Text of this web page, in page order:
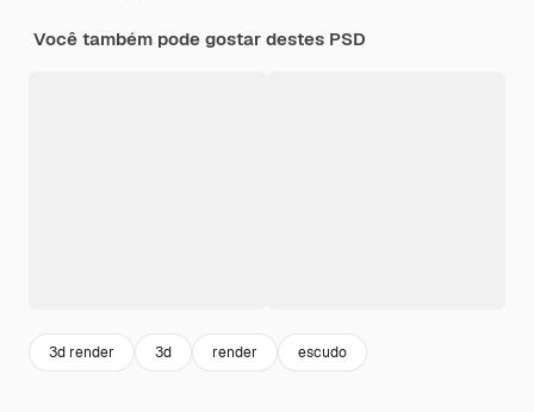
Você também pode gostar destes PSD
3d render 3d render escudo